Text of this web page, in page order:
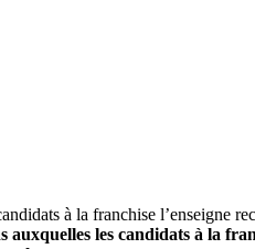
à la franchise l’enseigne
auxquelles les candidats à la